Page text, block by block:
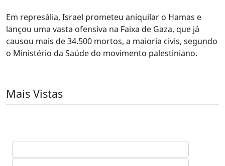
Em represália, Israel prometeu aniquilar o Hamas e
lançou uma vasta ofensiva na Faixa de Gaza, que já
causou mais de 34.500 mortos, a maioria civis, segundo
o Ministério da Saúde do movimento palestiniano.
Mais Vistas